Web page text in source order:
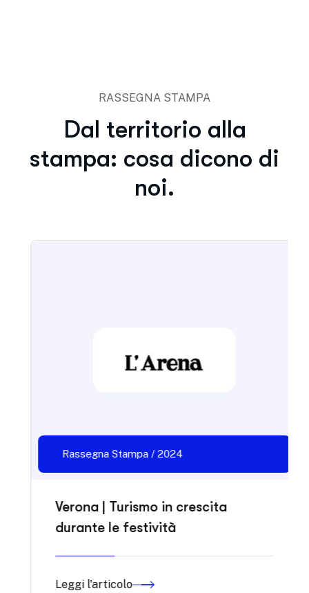
RASSEGNA STAMPA
Dal territorio alla
stampa: cosa dicono di
noi.
Rassegna Stampa / 2024
Verona | Turismo in crescita
durante le festività
Leggi l'articolo